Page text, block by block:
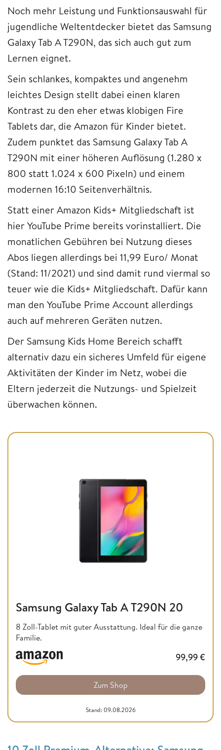
Noch mehr Leistung und Funktionsauswahl für
jugendliche Weltentdecker bietet das Samsung
Galaxy Tab A T290N, das sich auch gut zum
Lernen eignet.
Sein schlankes, kompaktes und angenehm
leichtes Design stellt dabei einen klaren
Kontrast zu den eher etwas klobigen Fire
Tablets dar, die Amazon für Kinder bietet.
Zudem punktet das Samsung Galaxy Tab A
T290N mit einer höheren Auflösung (1.280 x
800 statt 1.024 x 600 Pixeln) und einem
modernen 16:10 Seitenverhältnis.
Statt einer Amazon Kids+ Mitgliedschaft ist
hier YouTube Prime bereits vorinstalliert. Die
monatlichen Gebühren bei Nutzung dieses
Abos liegen allerdings bei 11,99 Euro/ Monat
(Stand: 11/2021) und sind damit rund viermal so
teuer wie die Kids+ Mitgliedschaft. Dafür kann
man den YouTube Prime Account allerdings
auch auf mehreren Geräten nutzen.
Der Samsung Kids Home Bereich schafft
alternativ dazu ein sicheres Umfeld für eigene
Aktivitäten der Kinder im Netz, wobei die
Eltern jederzeit die Nutzungs- und Spielzeit
überwachen können.
Samsung Galaxy Tab A T290N 20
8 Zoll-Tablet mit guter Ausstattung. Ideal für die ganze
Familie.
99,99€
Zum Shop
Stand: 09.08.2026